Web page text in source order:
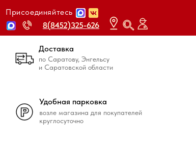
8(8452)325-626
8(8452)325-626
Присоединяйтесь
возле магазина для покупателей
круглосуточно
Удобная парковка
по Саратову, Энгельсу
и Саратовской области
Доставка